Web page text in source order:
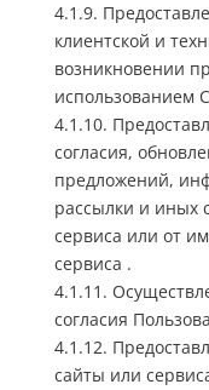
4.1.9.
клиентской и
возникновении
использованием
4.1.10.
согласия,
предложений,
рассылки и иных
сервиса или от
сервиса .
4.1.11.
согласия
4.1.12.
сайты или